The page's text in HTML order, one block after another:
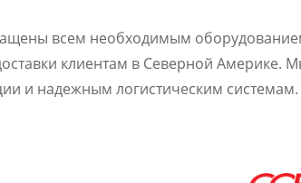
всем необходимым
клиентам в Северной Америке.
и надежным логистическим системам.